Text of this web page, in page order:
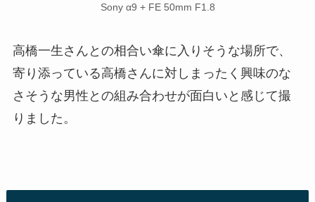
Sony α9 + FE 50mm F1.8
高橋一生さんとの相合い傘に入りそうな場所で、
寄り添っている高橋さんに対しまったく興味のな
さそうな男性との組み合わせが面白いと感じて撮
りました。